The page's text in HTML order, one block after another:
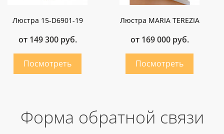
Люстра 15-D6901-19
от 149 300 руб.
Люстра MARIA TEREZIA
от 169 000 руб.
Форма обратной связи